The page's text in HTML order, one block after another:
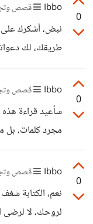
0
Ibbo قصص
نبض، أشكرك على
طريقك، لك
0
Ibbo قصص
سأعيد قراءة
مجرد كلمات، بل
الشعور.. وجدت
العزيز، تلك
0
Ibbo قصص
نعم، الكتابة